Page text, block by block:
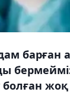
барған